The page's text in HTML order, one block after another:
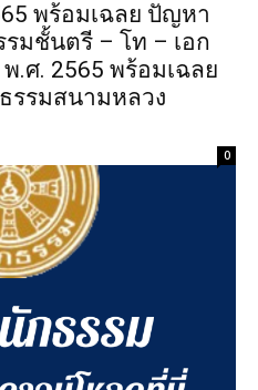
พร้อมเฉลย ปัญหา
มชั้นตรี – โท – เอก
.ศ. 2565 พร้อมเฉลย
รรมสนามหลวง
0